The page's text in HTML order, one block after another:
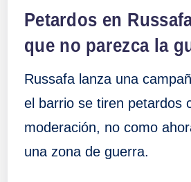
Petardos en
que no parezca la
Russafa lanza una
el barrio se tiren petardos
moderación, no como
una zona de guerra.